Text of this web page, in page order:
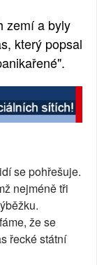
zemí a byly
který popsal
se pohřešuje.
nejméně tři
že se
řecké státní